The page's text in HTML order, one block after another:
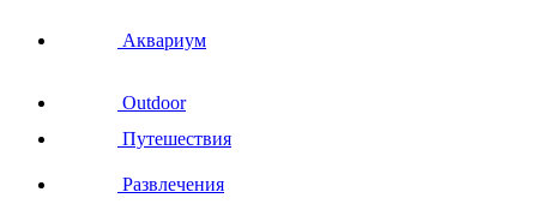
Аквариум
Outdoor
Путешествия
Развлечения